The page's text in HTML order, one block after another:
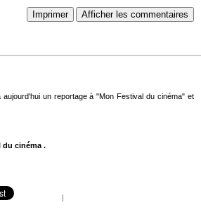
Imprimer Afficher les commentaires
un reportage à "Mon Festival du cinéma" et
du cinéma .
|